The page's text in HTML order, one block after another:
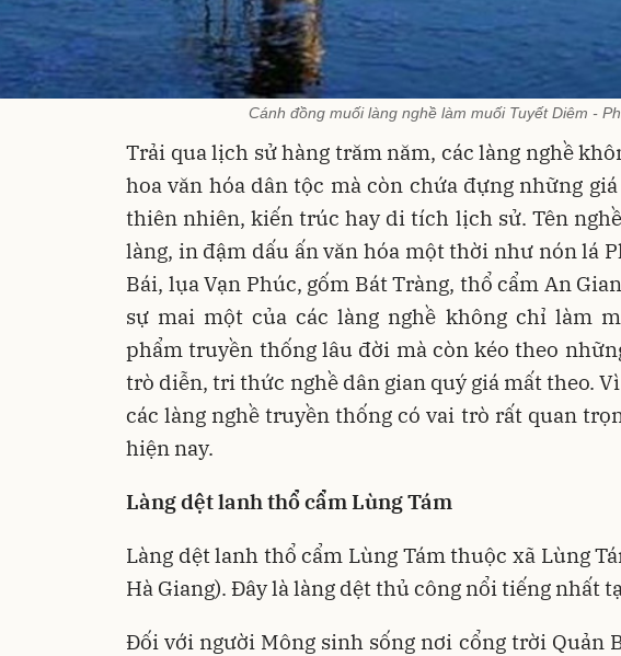
Cánh đồng muối làng nghề làm muối Tuyết Diêm -
Trải qua lịch sử hàng trăm năm, các làng nghề
hoa văn hóa dân tộc mà còn chứa đựng những
thiên nhiên, kiến trúc hay di tích lịch sử. Tên
làng, in đậm dấu ấn văn hóa một thời như nón lá
Bái, lụa Vạn Phúc, gốm Bát Tràng, thổ cẩm An
sự mai một của các làng nghề không chỉ làm
phẩm truyền thống lâu đời mà còn kéo theo
trò diễn, tri thức nghề dân gian quý giá mất theo.
các làng nghề truyền thống có vai trò rất quan
hiện nay.
Làng dệt lanh thổ cẩm Lùng Tám
Làng dệt lanh thổ cẩm Lùng Tám thuộc xã Lùng
Hà Giang). Đây là làng dệt thủ công nổi tiếng nhất
Đối với người Mông sinh sống nơi cổng trời Quản